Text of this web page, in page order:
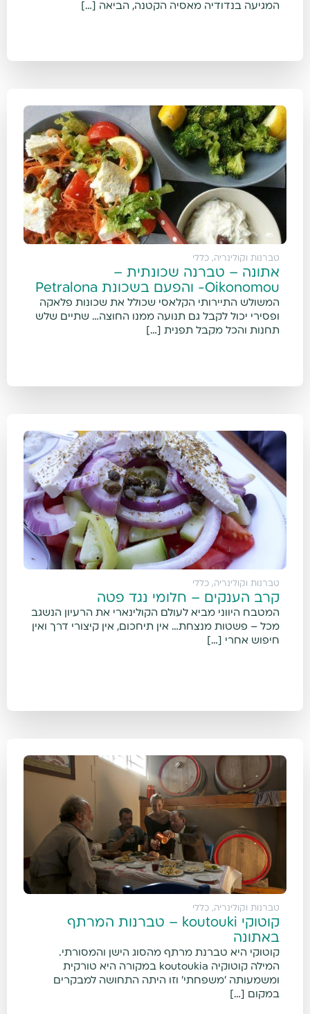
המגיעה בנדודיה מאסיה הקטנה, הביאה […]
טברנות וקולינריה, כללי
אתונה – טברנה שכונתית –
Oikonomou- והפעם בשכונת Petralona
המשולש התיירותי הקלאסי שכולל את שכונות פלאקה
ופסירי יכול לקבל גם תנועה ממנו החוצה… שתיים שלש
תחנות והכל מקבל תפנית […]
טברנות וקולינריה, כללי
קרב הענקים – חלומי נגד פטה
המטבח היווני מביא לעולם הקולינארי את הרעיון הנשגב
מכל – פשטות מנצחת… אין תיחכום, אין קיצורי דרך ואין
חיפוש אחרי […]
טברנות וקולינריה, כללי
קוטוקי koutouki – טברנות המרתף
באתונה
קוטוקי היא טברנת מרתף מהסוג הישן והמסורתי.
המילה קוטוקיה koutoukia במקורה היא טורקית
ומשמעותה 'משפחתי' וזו היתה התחושה למבקרים
במקום […]